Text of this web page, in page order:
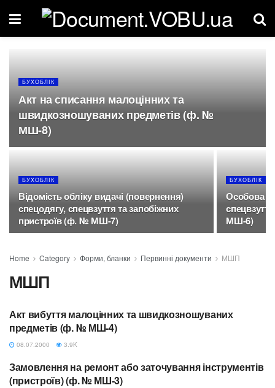
БУХОБЛІК
Акт на списання малоцінних та
швидкозношуваних предметів (ф. №
МШ-8)
БУХОБЛІК
Відомість обліку видачі (повернення)
спецодягу, спецвзуття та запобіжних
пристроїв (ф. № МШ-7)
БУХОБЛІК
Особова
МШ-6)
Home Category Форми, бланки Первинні документи МШП
МШП
БУХОБЛІК
Акт вибуття малоцінних та швидкозношуваних
предметів (ф. № МШ-4)
08.07.2000 3.9K
БУХОБЛІК
Замовлення на ремонт або заточування інструментів
(пристроїв) (ф. № МШ-3)